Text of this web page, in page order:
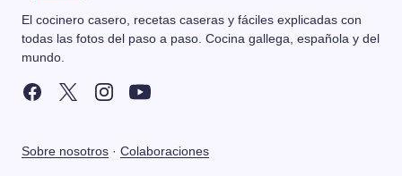
El cocinero casero, recetas caseras y fáciles explicadas con
todas las fotos del paso a paso. Cocina gallega, española y del
mundo.
Sobre nosotros · Colaboraciones